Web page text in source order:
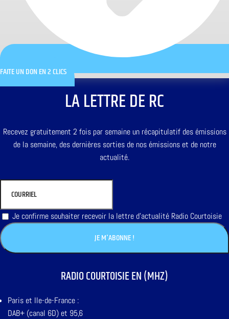
FAITE UN DON EN 2 CLICS
LA LETTRE DE RC
Recevez gratuitement 2 fois par semaine un récapitulatif des émissions
de la semaine, des dernières sorties de nos émissions et de notre
actualité.
Je confirme souhaiter recevoir la lettre d'actualité Radio Courtoisie
RADIO COURTOISIE EN (MHZ)
Paris et Ile-de-France :
DAB+ (canal 6D) et 95,6